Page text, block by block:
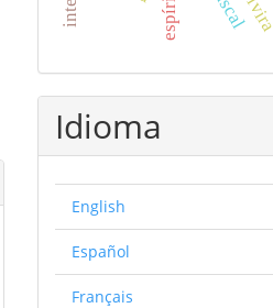
Idioma
English
Español
Français